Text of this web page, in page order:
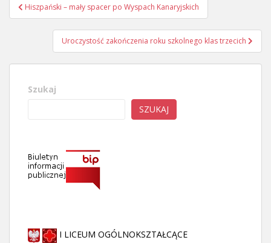
wpisu
Hiszpański – mały spacer po Wyspach Kanaryjskich
Uroczystość zakończenia roku szkolnego klas trzecich
Szukaj
SZUKAJ
I LICEUM OGÓLNOKSZTAŁCĄCE